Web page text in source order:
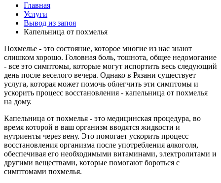
Главная
Услуги
Вывод из запоя
Капельница от похмелья
Похмелье - это состояние, которое многие из нас знают
слишком хорошо. Головная боль, тошнота, общее недомогание
- все это симптомы, которые могут испортить весь следующий
день после веселого вечера. Однако в Рязани существует
услуга, которая может помочь облегчить эти симптомы и
ускорить процесс восстановления - капельница от похмелья
на дому.
Капельница от похмелья - это медицинская процедура, во
время которой в ваш организм вводятся жидкости и
нутриенты через вену. Это помогает ускорить процесс
восстановления организма после употребления алкоголя,
обеспечивая его необходимыми витаминами, электролитами и
другими веществами, которые помогают бороться с
симптомами похмелья.